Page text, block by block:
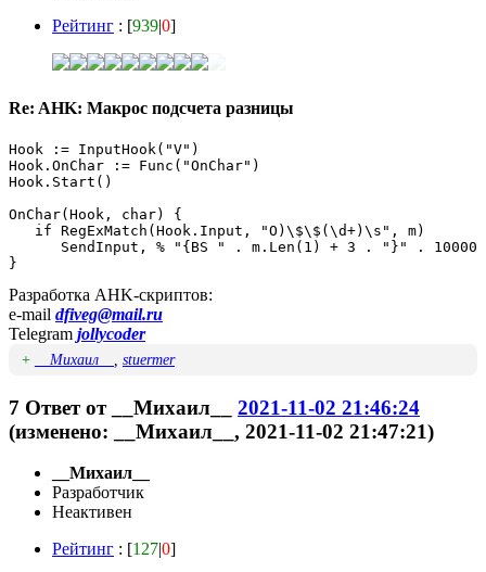
Рейтинг : [939|0]
Re: AHK: Макрос подсчета разницы
Hook := InputHook("V")
Hook.OnChar := Func("OnChar")
Hook.Start()
OnChar(Hook, char) {
   if RegExMatch(Hook.Input, "O)\$\$(\d+)\s", m)
SendInput, % "{BS " . m.Len(1) + 3 . "}" . 10000
}
Разработка AHK-скриптов:
e-mail dfiveg@mail.ru
Telegram jollycoder
+ __Михаил__ stuermer
7 Ответ от __Михаил__
2021-11-02 21:46:24
(изменено: __Михаил__, 2021-11-02 21:47:21)
__Михаил__
Разработчик
Неактивен
Рейтинг : [127|0]